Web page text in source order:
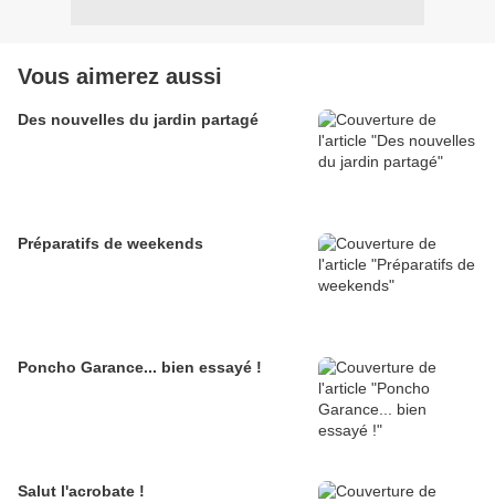
Vous aimerez aussi
Des nouvelles du jardin partagé
Préparatifs de weekends
Poncho Garance... bien essayé !
Salut l'acrobate !